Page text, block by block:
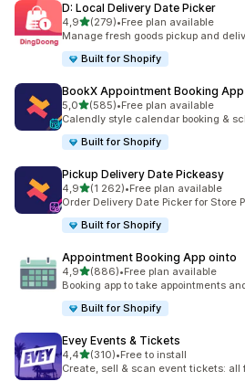
D: Local Delivery Date Picker
4,9/ 5 tähteä
(279)
279 arvostelua yhteensä
•Free plan available
Manage fresh goods pickup and
Built for Shopify
BookX Appointment Booking App
5,0/ 5 tähteä
(585)
585 arvostelua yhteensä
•Free plan available
Calendly style calendar booking &
Built for Shopify
Pickup Delivery Date Pickeasy
4,9/ 5 tähteä
(1 262)
1262 arvostelua yhteensä
•Free plan available
Order Delivery Date Picker for Store
Built for Shopify
Appointment Booking App ointo
4,9/ 5 tähteä
(886)
886 arvostelua yhteensä
•Free plan available
Booking app to take appointments
Built for Shopify
Evey Events & Tickets
4,4/ 5 tähteä
(310)
310 arvostelua yhteensä
•Free to install
Create, sell & scan event tickets: all